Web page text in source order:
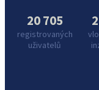
20 705
registrovaných
uživatelů